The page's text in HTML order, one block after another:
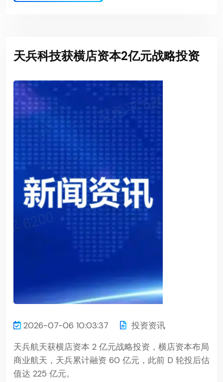
天兵科技获横店资本2亿元战略投资
2026-07-06 10:03:37
投资资讯
天兵航天获横店资本 2 亿元战略投资，横店资本布局
商业航天，天兵累计融资 60 亿元，此前 D 轮投后估
值达 225 亿元。